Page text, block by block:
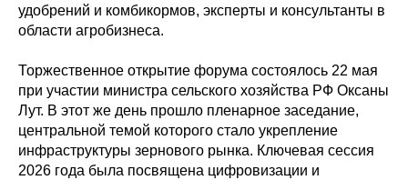
удобрений и комбикормов, эксперты и консультанты в
области агробизнеса.
Торжественное открытие форума состоялось 22 мая
при участии министра сельского хозяйства РФ Оксаны
Лут. В этот же день прошло пленарное заседание,
центральной темой которого стало укрепление
инфраструктуры зернового рынка. Ключевая сессия
2026 года была посвящена цифровизации и